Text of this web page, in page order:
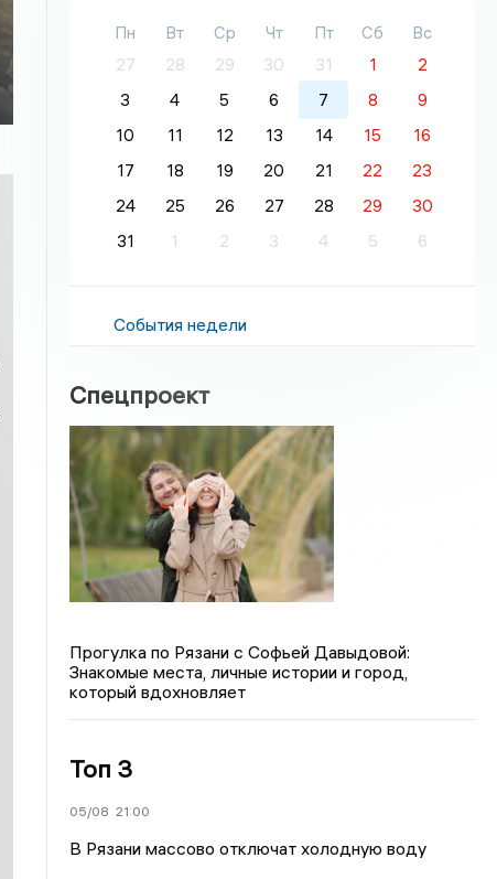
Пн Вт Ср Чт Пт Сб
Вс
27
28 29 30 31 1
2
3
4 5 6 7 8
9
10
11 12 13 14 15
16
17
18 19 20 21 22
23
24
25 26 27 28 29
30
31
1 2 3 4 5 6
События недели
Спецпроект
Прогулка по Рязани с Софьей Давыдовой:
Знакомые места, личные истории и город,
который вдохновляет
Топ 3
05/08 21:00
В Рязани массово отключат холодную воду